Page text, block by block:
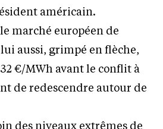
américain.
marché européen de
aussi, grimpé en flèche,
€/MWh avant le conflit à
de redescendre autour de
des niveaux extrêmes de